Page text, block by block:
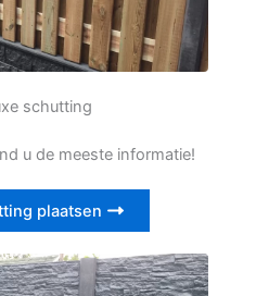
schutting
u de meeste informatie!
plaatsen